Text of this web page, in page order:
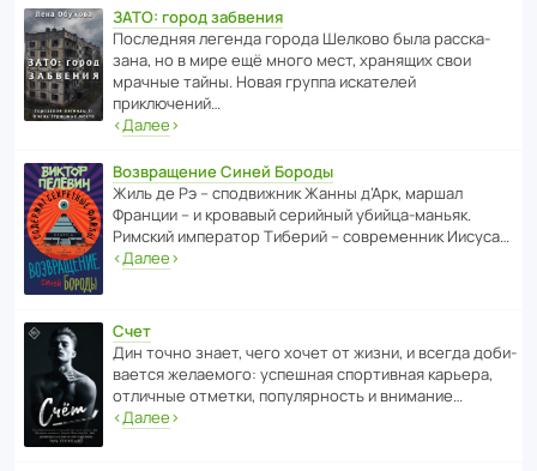
ЗАТО: город забвения
После­дняя легенда города Шелково была расска­
зана, но в мире ещё много мест, хранящих свои
мрачные тайны. Новая группа иска­телей
приключений…
‹Далее›
Возвращение Синей Бороды
Жиль де Рэ – спод­ви­жник Жанны д’Арк, маршал
Франции – и кровавый серийный убийца-маньяк.
Римский импе­ратор Тиберий – совре­менник Иисуса…
‹Далее›
Счет
Дин точно знает, чего хочет от жизни, и всегда доби­
ва­ется жела­е­мого: успе­шная спор­ти­вная карьера,
отли­чные отметки, попу­ля­р­ность и внимание…
‹Далее›